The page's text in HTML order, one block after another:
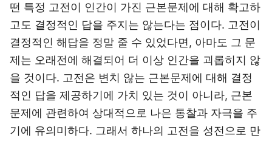
떤 특정 고전이 인간이 가진 근본문제에 대해 확고하
고도 결정적인 답을 주지는 않는다는 점이다. 고전이
결정적인 해답을 정말 줄 수 있었다면, 아마도 그 문
제는 오래전에 해결되어 더 이상 인간을 괴롭히지 않
을 것이다. 고전은 변치 않는 근본문제에 대해 결정
적인 답을 제공하기에 가치 있는 것이 아니라, 근본
문제에 관련하여 상대적으로 나은 통찰과 자극을 주
기에 유의미하다. 그래서 하나의 고전을 성전으로 만